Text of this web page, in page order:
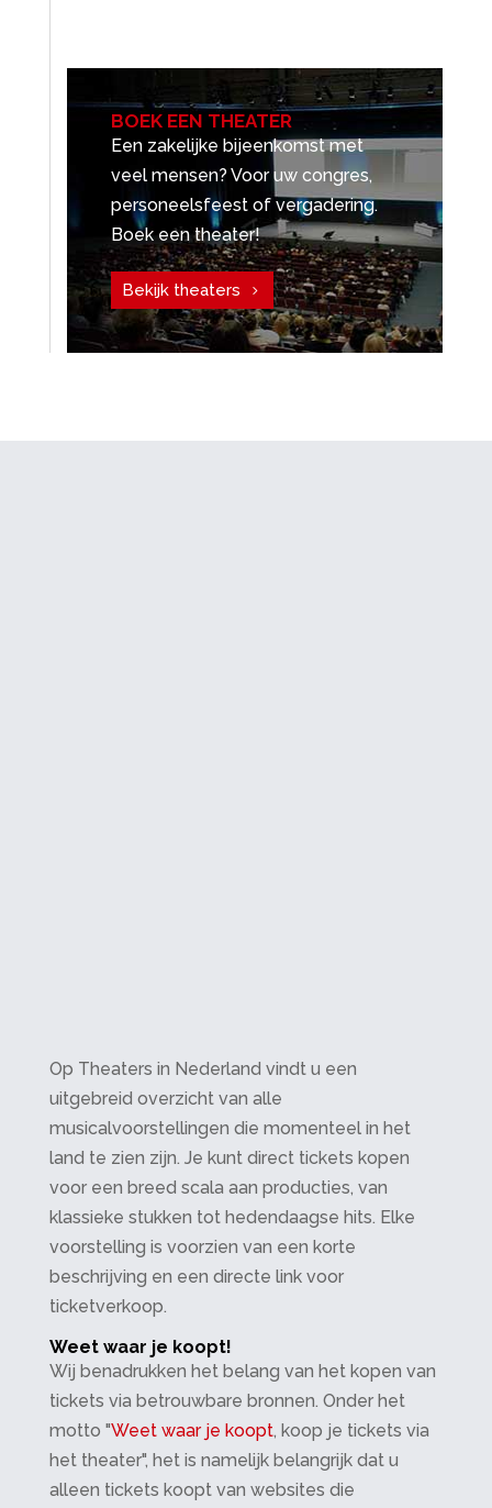
BOEK EEN THEATER
Een zakelijke bijeenkomst met
veel mensen? Voor uw congres,
personeelsfeest of vergadering.
Boek een theater!
Bekijk theaters
Op Theaters in Nederland vindt u een
uitgebreid overzicht van alle
musicalvoorstellingen die momenteel in het
land te zien zijn. Je kunt direct tickets kopen
voor een breed scala aan producties, van
klassieke stukken tot hedendaagse hits. Elke
voorstelling is voorzien van een korte
beschrijving en een directe link voor
ticketverkoop.
Weet waar je koopt!
Wij benadrukken het belang van het kopen van
tickets via betrouwbare bronnen. Onder het
motto "Weet waar je koopt, koop je tickets via
het theater", het is namelijk belangrijk dat u
alleen tickets koopt van websites die